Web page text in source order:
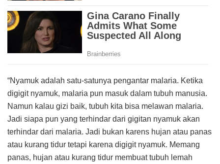
“Nyamuk adalah satu-satunya pengantar malaria. Ketika
digigit nyamuk, malaria pun masuk dalam tubuh manusia.
Namun kalau gizi baik, tubuh kita bisa melawan malaria.
Jadi siapa pun yang terhindar dari gigitan nyamuk akan
terhindar dari malaria. Jadi bukan karens hujan atau panas
atau kurang tidur tetapi karena digigit nyamuk. Memang
panas, hujan atau kurang tidur membuat tubuh lemah